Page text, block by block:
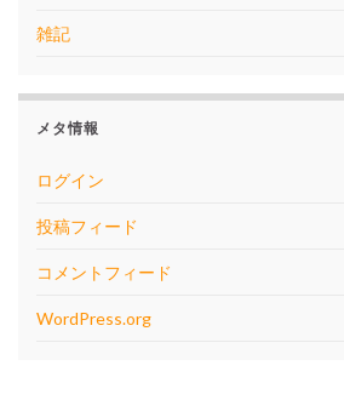
雑記
メタ情報
ログイン
投稿フィード
コメントフィード
WordPress.org